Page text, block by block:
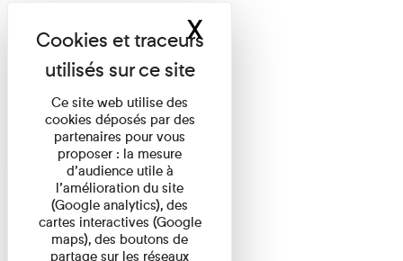
Ce site web utilise des
cookies déposés par des
partenaires pour vous
proposer : la mesure
d’audience utile à
l’amélioration du site
(Google analytics), des
cartes interactives (Google
maps), des boutons de
partage sur les réseaux
XMasquer le